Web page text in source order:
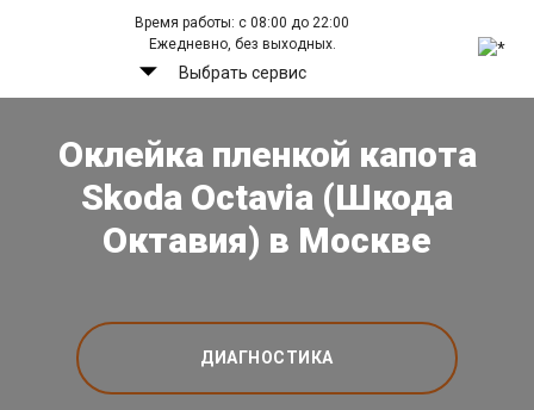
Время работы: с 08:00 до 22:00
Ежедневно, без выходных.
Выбрать сервис
Оклейка пленкой капота
Skoda Octavia (Шкода
Октавия) в Москве
ДИАГНОСТИКА